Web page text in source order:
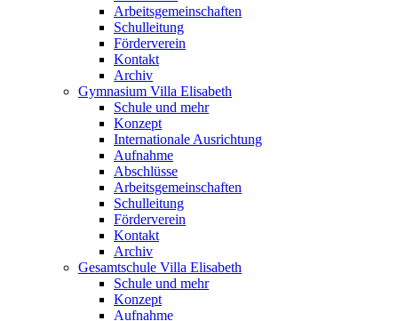
Arbeitsgemeinschaften
Schulleitung
Förderverein
Kontakt
Archiv
Gymnasium Villa Elisabeth
Schule und mehr
Konzept
Internationale Ausrichtung
Aufnahme
Abschlüsse
Arbeitsgemeinschaften
Schulleitung
Förderverein
Kontakt
Archiv
Gesamtschule Villa Elisabeth
Schule und mehr
Konzept
Aufnahme